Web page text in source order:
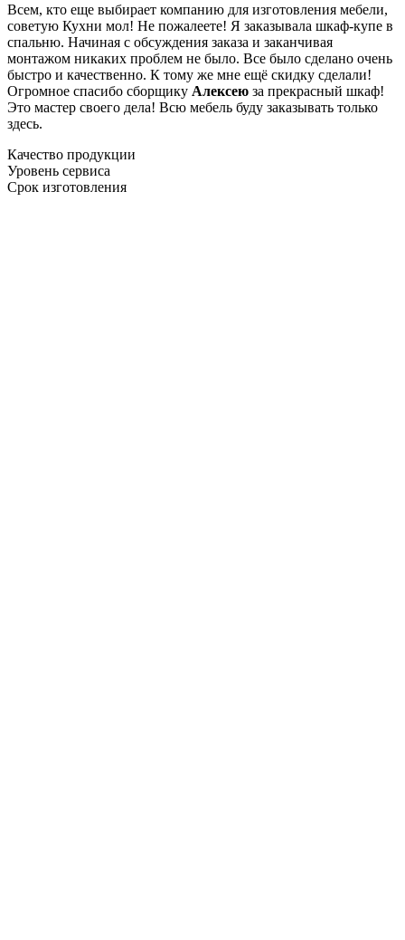
Всем, кто еще выбирает компанию для изготовления мебели,
советую Кухни мол! Не пожалеете! Я заказывала шкаф-купе в
спальню. Начиная с обсуждения заказа и заканчивая
монтажом никаких проблем не было. Все было сделано очень
быстро и качественно. К тому же мне ещё скидку сделали!
Огромное спасибо сборщику Алексею за прекрасный шкаф!
Это мастер своего дела! Всю мебель буду заказывать только
здесь.
Качество продукции
Уровень сервиса
Срок изготовления